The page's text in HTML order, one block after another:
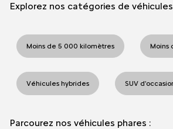
Explorez nos catégories de
Moins de 5 000 kilomètres Moins
Véhicules hybrides SUV
Parcourez nos véhicules phares :